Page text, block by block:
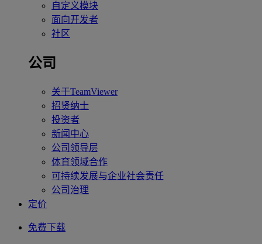
自定义模块
面向开发者
社区
公司
关于TeamViewer
招贤纳士
投资者
新闻中心
公司领导层
体育领域合作
可持续发展与企业社会责任
公司治理
定价
免费下载